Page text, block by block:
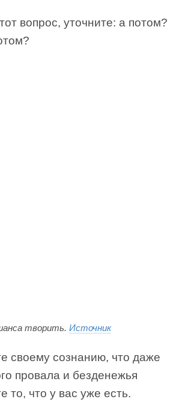
вопрос, уточните: а потом?
творить. Источник
своему сознанию, что даже
провала и безденежья
то, что у вас уже есть.